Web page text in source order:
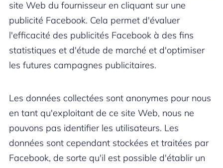
site Web du fournisseur en cliquant sur une
publicité Facebook. Cela permet d'évaluer
l'efficacité des publicités Facebook à des fins
statistiques et d'étude de marché et d'optimiser
les futures campagnes publicitaires.
Les données collectées sont anonymes pour nous
en tant qu'exploitant de ce site Web, nous ne
pouvons pas identifier les utilisateurs. Les
données sont cependant stockées et traitées par
Facebook, de sorte qu'il est possible d'établir un